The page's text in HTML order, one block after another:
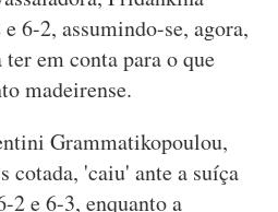
6-2, assumindo-se, agora,
em conta para o que
madeirense.
Grammatikopoulou,
cotada, 'caiu' ante a suíça
2 e 6-3, enquanto a